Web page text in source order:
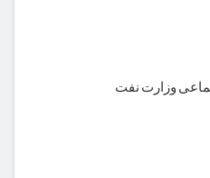
وزارت نفت